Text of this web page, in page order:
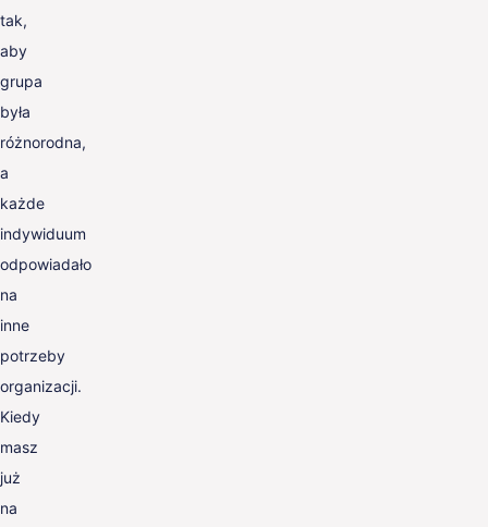
tak,
aby
grupa
była
różnorodna,
a
każde
indywiduum
odpowiadało
na
inne
potrzeby
organizacji.
Kiedy
masz
już
na